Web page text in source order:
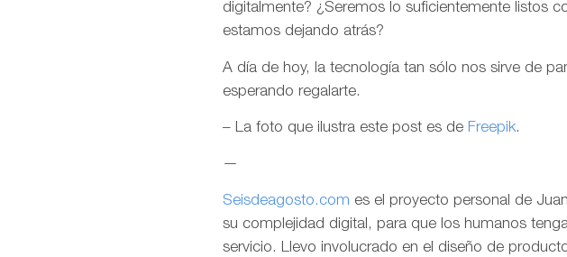
digitalmente? ¿Seremos lo suficientemente listos
estamos dejando atrás?
A día de hoy, la tecnología tan sólo nos sirve de
esperando regalarte.
– La foto que ilustra este post es de Freepik.
—
Seisdeagosto.com es el proyecto personal de
su complejidad digital, para que los humanos
servicio. Llevo involucrado en el diseño de